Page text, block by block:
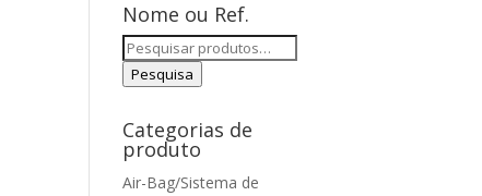
Nome ou Ref.
Pesquisar
por:
Pesquisa
Categorias de
produto
Air-Bag/Sistema de